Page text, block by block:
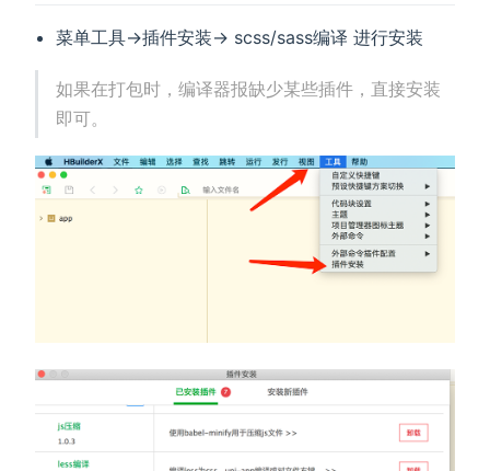
菜单工具->插件安装-> scss/sass编译 进行安装
如果在打包时，编译器报缺少某些插件，直接安装
即可。